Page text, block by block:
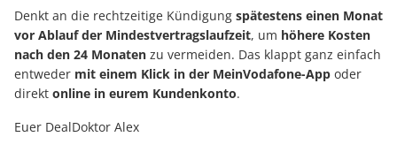
Denkt an die rechtzeitige Kündigung spätestens einen Monat
vor Ablauf der Mindestvertragslaufzeit, um höhere Kosten
nach den 24 Monaten zu vermeiden. Das klappt ganz einfach
entweder mit einem Klick in der MeinVodafone-App oder
direkt online in eurem Kundenkonto.
Euer DealDoktor Alex